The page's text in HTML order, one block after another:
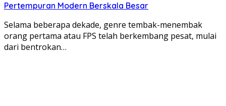
Pertempuran Modern Berskala Besar
Selama beberapa dekade, genre tembak-menembak
orang pertama atau FPS telah berkembang pesat, mulai
dari bentrokan…